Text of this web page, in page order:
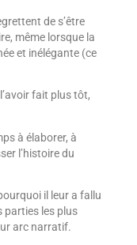
de s’être
même lorsque la
et inélégante (ce
fait plus tôt,
à élaborer, à
l’histoire du
il leur a fallu
parties les plus
arc narratif.